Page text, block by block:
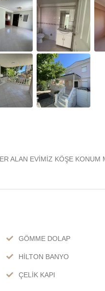
ALAN EVİMİZ KÖŞE
GÖMME DOLAP
HİLTON BANYO
ÇELİK KAPI